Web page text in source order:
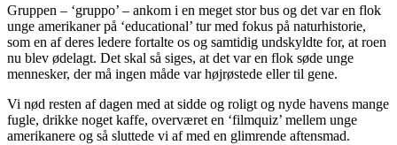
Gruppen – ‘gruppo’ – ankom i en meget stor bus og det var en flok
unge amerikaner på ‘educational’ tur med fokus på naturhistorie,
som en af deres ledere fortalte os og samtidig undskyldte for, at roen
nu blev ødelagt. Det skal så siges, at det var en flok søde unge
mennesker, der må ingen måde var højrøstede eller til gene.
Vi nød resten af dagen med at sidde og roligt og nyde havens mange
fugle, drikke noget kaffe, overværet en ‘filmquiz’ mellem unge
amerikanere og så sluttede vi af med en glimrende aftensmad.